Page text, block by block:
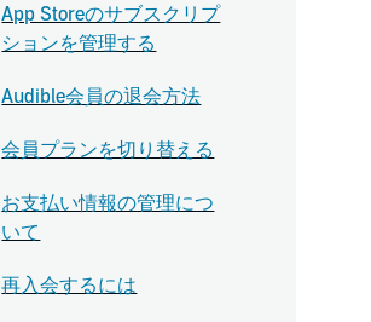
App Storeのサブスクリプ
ションを管理する
Audible会員の退会方法
会員プランを切り替える
お支払い情報の管理につ
いて
再入会するには